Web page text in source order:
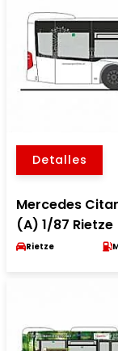
Detalles
Mercedes
(A) 1/87 Rietze
Rietze